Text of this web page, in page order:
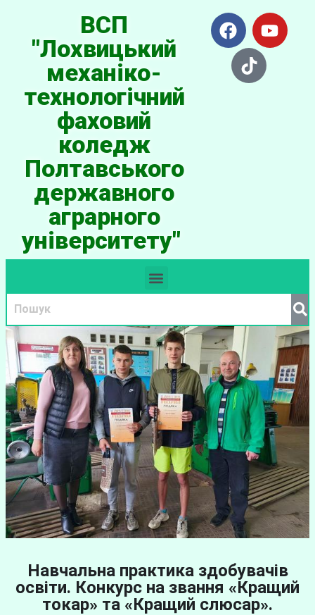
ВСП
"Лохвицький
механіко-
технологічний
фаховий
коледж
Полтавського
державного
аграрного
університету"
Навчальна практика здобувачів
освіти. Конкурс на звання «Кращий
токар» та «Кращий слюсар».